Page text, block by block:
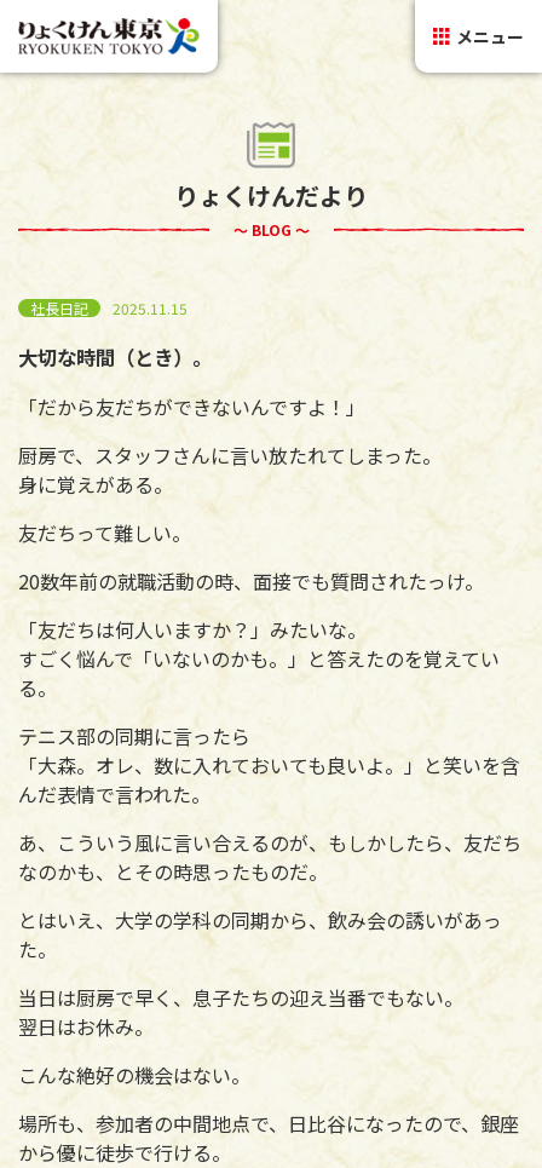
メニュー
りょくけんだより
～ BLOG ～
社長日記 2025.11.15
大切な時間（とき）。
「だから友だちができないんですよ！」
厨房で、スタッフさんに言い放たれてしまった。
身に覚えがある。
友だちって難しい。
20数年前の就職活動の時、面接でも質問されたっけ。
「友だちは何人いますか？」みたいな。
すごく悩んで「いないのかも。」と答えたのを覚えてい
る。
テニス部の同期に言ったら
「大森。オレ、数に入れておいても良いよ。」と笑いを含
んだ表情で言われた。
あ、こういう風に言い合えるのが、もしかしたら、友だち
なのかも、とその時思ったものだ。
とはいえ、大学の学科の同期から、飲み会の誘いがあっ
た。
当日は厨房で早く、息子たちの迎え当番でもない。
翌日はお休み。
こんな絶好の機会はない。
場所も、参加者の中間地点で、日比谷になったので、銀座
から優に徒歩で行ける。